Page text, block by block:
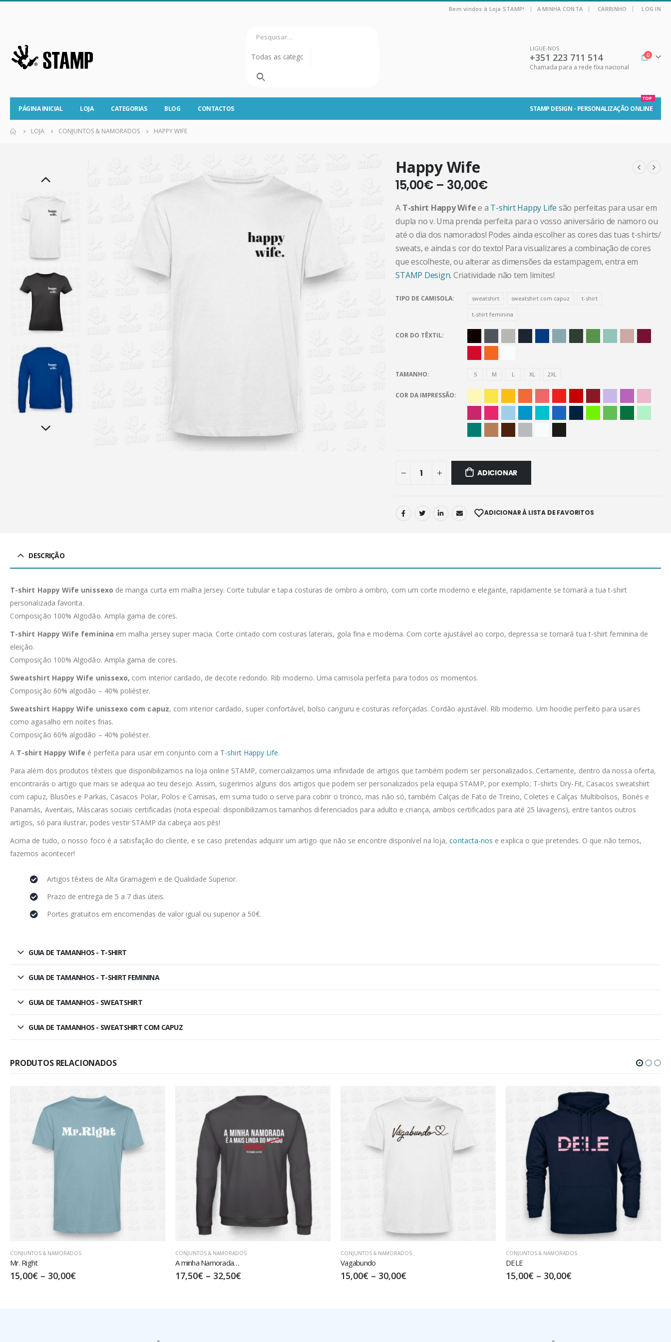
Bem vindos à Loja STAMP! | A MINHA CONTA CARRINHO LOG IN
LIGUE-NOS
+351 223 711 514
Chamada para a rede fixa nacional
0
PÁGINA INICIAL LOJA CATEGORIAS BLOG CONTACTOS STAMP DESIGN - PERSONALIZAÇÃO ONLINE
TOP
LOJA CONJUNTOS & NAMORADOS HAPPY WIFE
Happy Wife
15,00€– 30,00€
A T-shirt Happy Wifee a T-shirt Happy Life são perfeitas para usar em
dupla no v. Uma prenda perfeita para o vosso aniversário de namoro ou
até o dia dos namorados! Podes ainda escolher as cores das tuas t-shirts/
sweats, e ainda s cor do texto! Para visualizares a combinação de cores
que escolheste, ou alterar as dimensões da estampagem, entra em
STAMP Design. Criatividade não tem limites!
TIPO DE CAMISOLA sweatshirt sweatshirt com capuz t-shirt
t-shirt feminina
COR DO TÊXTIL
TAMANHO S M L XL 2XL
COR DA IMPRESSÃO
ADICIONAR
ADICIONAR À LISTA DE FAVORITOS
DESCRIÇÃO
T-shirt Happy Wife unissexo de manga curta em malha Jersey. Corte tubular e tapa costuras de ombro a ombro, com um corte moderno e elegante, rapidamente se tornará a tua t-shirt
personalizada favorita.
Composição 100% Algodão. Ampla gama de cores.
T-shirt Happy Wife feminina em malha jersey super macia. Corte cintado com costuras laterais, gola fina e moderna. Com corte ajustável ao corpo, depressa se tornará tua t-shirt feminina de
eleição.
Composição 100% Algodão. Ampla gama de cores.
Sweatshirt Happy Wife unissexo, com interior cardado, de decote redondo. Rib moderno. Uma camisola perfeita para todos os momentos.
Composição 60% algodão – 40% poliéster.
Sweatshirt Happy Wife unissexo com capuz, com interior cardado, super confortável, bolso canguru e costuras reforçadas. Cordão ajustável. Rib moderno. Um hoodie perfeito para usares
como agasalho em noites frias.
Composição 60% algodão – 40% poliéster.
A T-shirt Happy Wife é perfeita para usar em conjunto com a T-shirt Happy Life.
Para além dos produtos têxteis que disponibilizamos na loja online STAMP, comercializamos uma infinidade de artigos que também podem ser personalizados. Certamente, dentro da nossa oferta,
encontrarás o artigo que mais se adequa ao teu desejo. Assim, sugerimos alguns dos artigos que podem ser personalizados pela equipa STAMP, por exemplo; T-shirts Dry-Fit, Casacos sweatshirt
com capuz, Blusões e Parkas, Casacos Polar, Polos e Camisas, em suma tudo o serve para cobrir o tronco, mas não só, também Calças de Fato de Treino, Coletes e Calças Multibolsos, Bonés e
Panamás, Aventais, Máscaras sociais certificadas (nota especial: disponibilizamos tamanhos diferenciados para adulto e criança, ambos certificados para até 25 lavagens), entre tantos outros
artigos, só para ilustrar, podes vestir STAMP da cabeça aos pés!
Acima de tudo, o nosso foco é a satisfação do cliente, e se caso pretendas adquirir um artigo que não se encontre disponível na loja,contacta-nos e explica o que pretendes. O que não temos,
fazemos acontecer!
Artigos têxteis de Alta Gramagem e de Qualidade Superior.
Prazo de entrega de 5 a 7 dias úteis.
Portes gratuitos em encomendas de valor igual ou superior a 50€.
GUIA DE TAMANHOS - T-SHIRT
GUIA DE TAMANHOS - T-SHIRT FEMININA
GUIA DE TAMANHOS - SWEATSHIRT
GUIA DE TAMANHOS - SWEATSHIRT COM CAPUZ
PRODUTOS RELACIONADOS
CONJUNTOS & NAMORADOS
A minha Namorada…
17,50€ – 32,50€
CONJUNTOS & NAMORADOS
Vagabundo
15,00€ – 30,00€
CONJUNTOS & NAMORADOS
DELE
15,00€ – 30,00€
CONJUNTOS & NAMORADOS
The Boss
17,50€ – 32,50€